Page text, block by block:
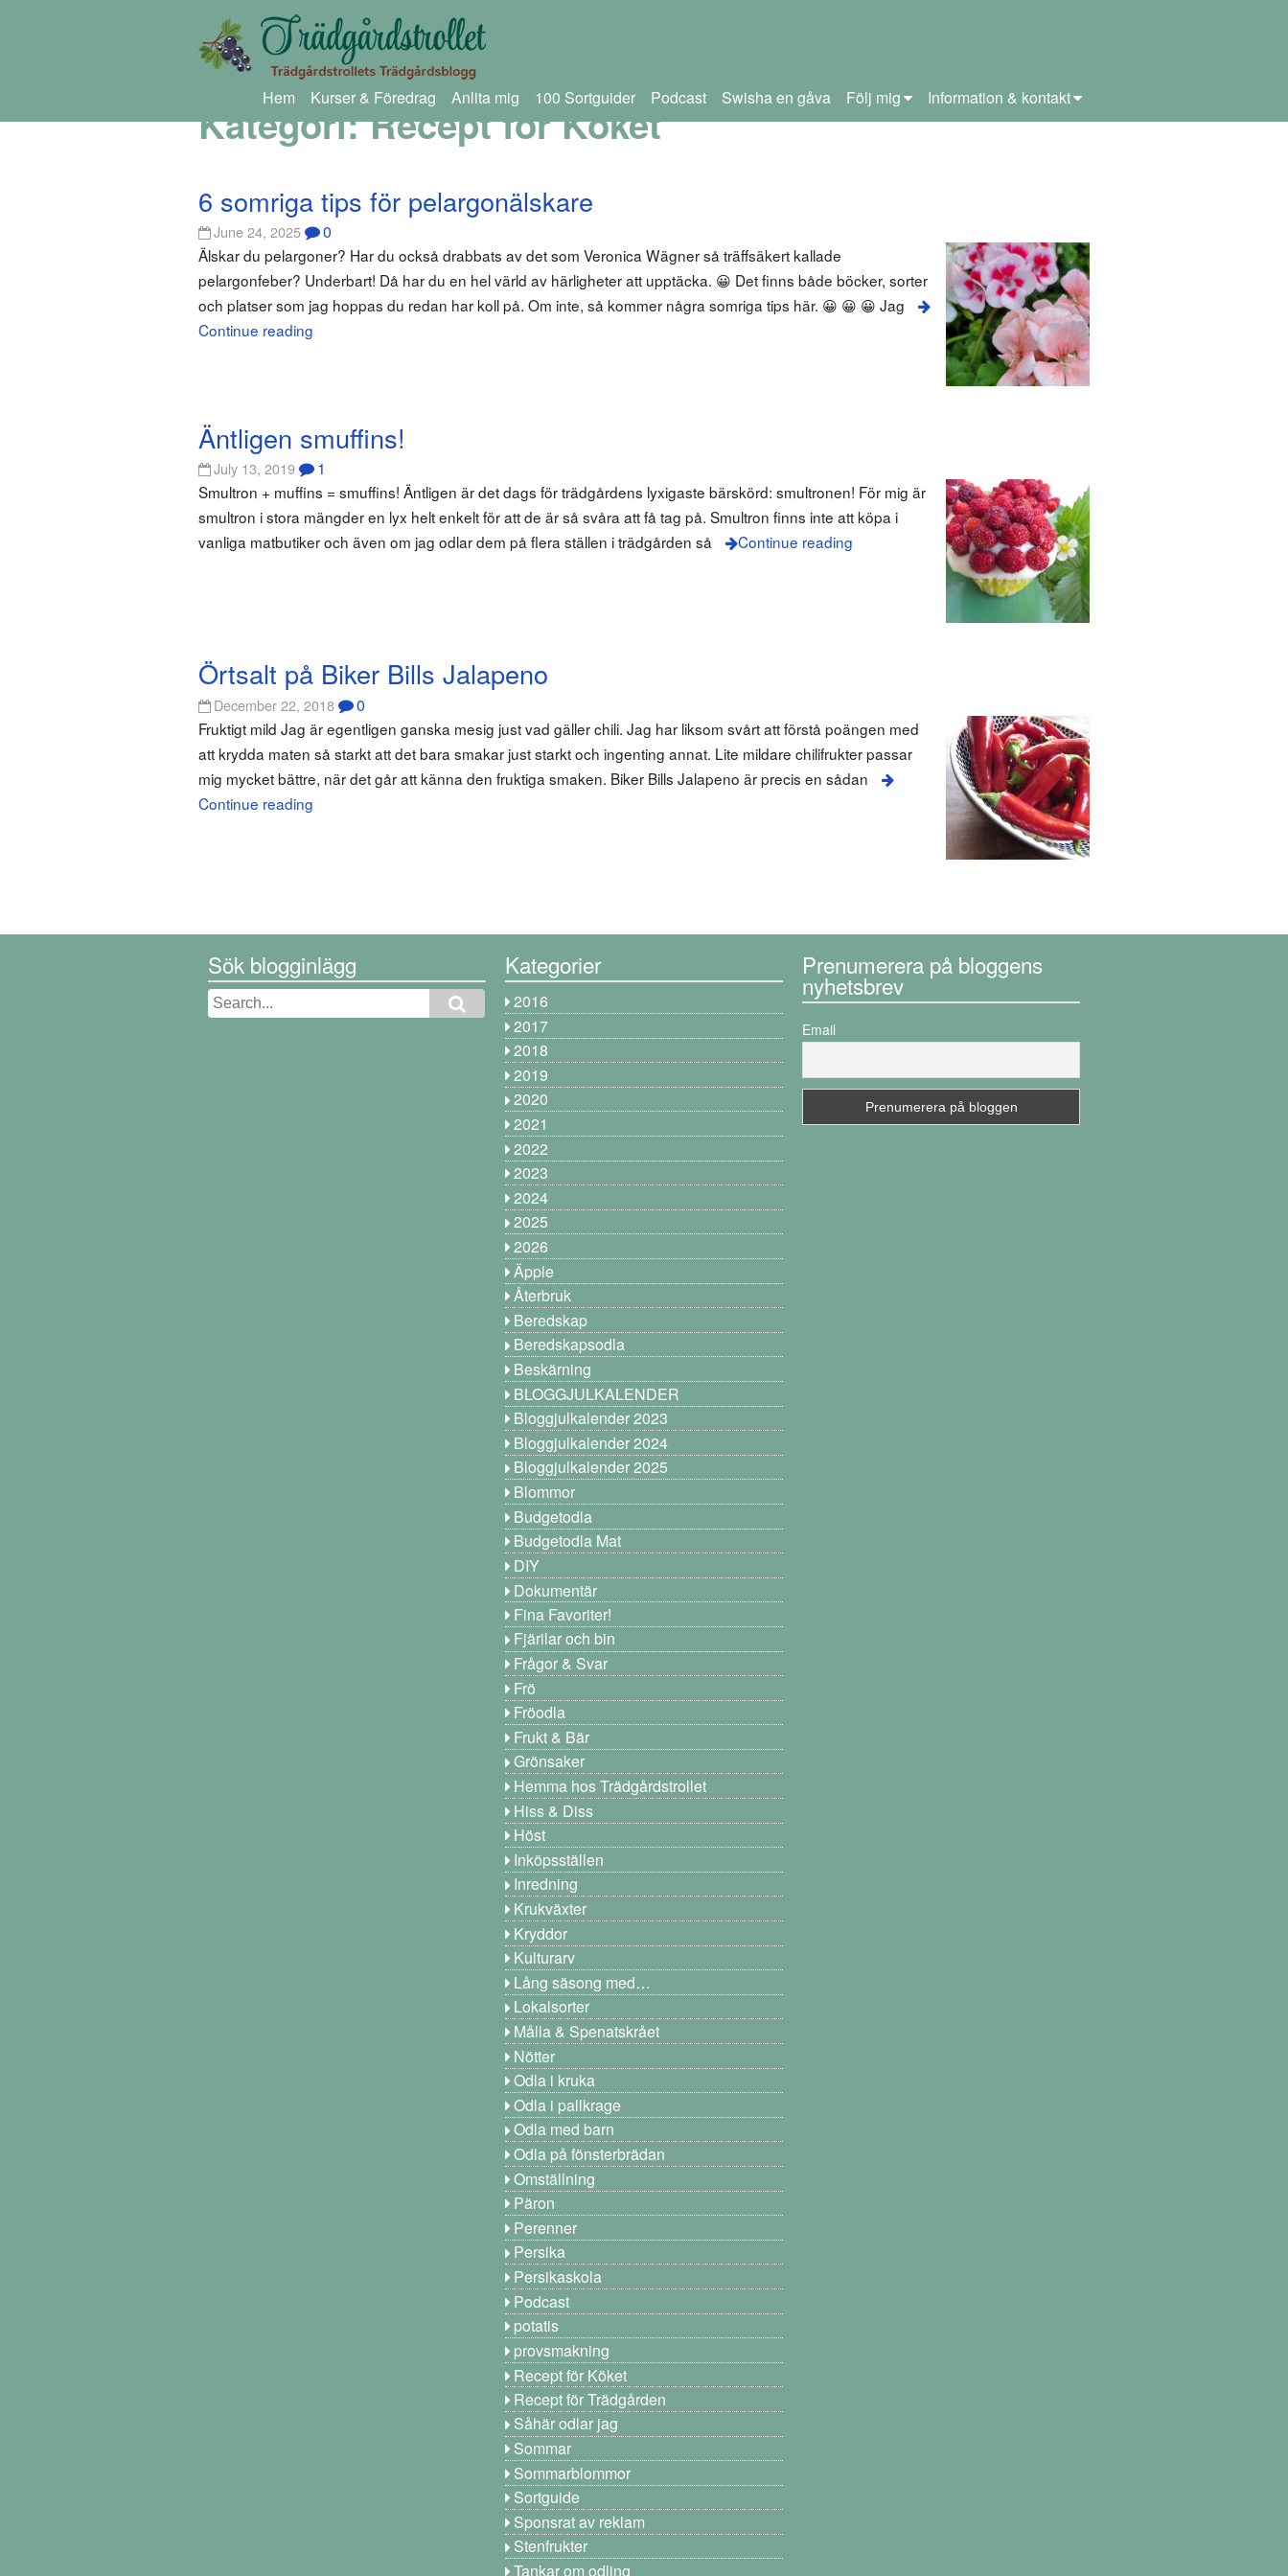
Hem Kurser & Föredrag Anlita mig 100 Sortguider Podcast Swisha en gåva Följ mig Information & kontakt
Kategori:Recept för Köket
6 somriga tips för pelargonälskare
June 24, 2025 0
Älskar du pelargoner? Har du också drabbats av det som Veronica Wägner så träffsäkert kallade
pelargonfeber? Underbart! Då har du en hel värld av härligheter att upptäcka. 😀 Det finns både böcker, sorter
och platser som jag hoppas du redan har koll på. Om inte, så kommer några somriga tips här. 😀 😀 😀 Jag
Continue reading
Äntligen smuffins!
July 13, 2019 1
Smultron + muffins = smuffins! Äntligen är det dags för trädgårdens lyxigaste bärskörd: smultronen! För mig är
smultron i stora mängder en lyx helt enkelt för att de är så svåra att få tag på. Smultron finns inte att köpa i
vanliga matbutiker och även om jag odlar dem på flera ställen i trädgården så
Continue reading
Örtsalt på Biker Bills Jalapeno
December 22, 2018 0
Fruktigt mild Jag är egentligen ganska mesig just vad gäller chili. Jag har liksom svårt att förstå poängen med
att krydda maten så starkt att det bara smakar just starkt och ingenting annat. Lite mildare chilifrukter passar
mig mycket bättre, när det går att känna den fruktiga smaken. Biker Bills Jalapeno är precis en sådan
Continue reading
Sök blogginlägg Kategorier
2016
2017
2018
2019
2020
2021
2022
2023
2024
2025
2026
Äpple
Återbruk
Beredskap
Beredskapsodla
Beskärning
BLOGGJULKALENDER
Bloggjulkalender 2023
Bloggjulkalender 2024
Bloggjulkalender 2025
Blommor
Budgetodla
Budgetodla Mat
DIY
Dokumentär
Fina Favoriter!
Fjärilar och bin
Frågor & Svar
Frö
Fröodla
Frukt & Bär
Grönsaker
Hemma hos Trädgårdstrollet
Hiss & Diss
Höst
Inköpsställen
Inredning
Krukväxter
Kryddor
Kulturarv
Lång säsong med…
Lokalsorter
Målla & Spenatskrået
Nötter
Odla i kruka
Odla i pallkrage
Odla med barn
Odla på fönsterbrädan
Omställning
Päron
Perenner
Persika
Persikaskola
Podcast
potatis
provsmakning
Recept för Köket
Recept för Trädgården
Såhär odlar jag
Sommar
Sommarblommor
Sortguide
Sponsrat av reklam
Stenfrukter
Tankar om odling
Prenumerera på bloggens
nyhetsbrev
Email